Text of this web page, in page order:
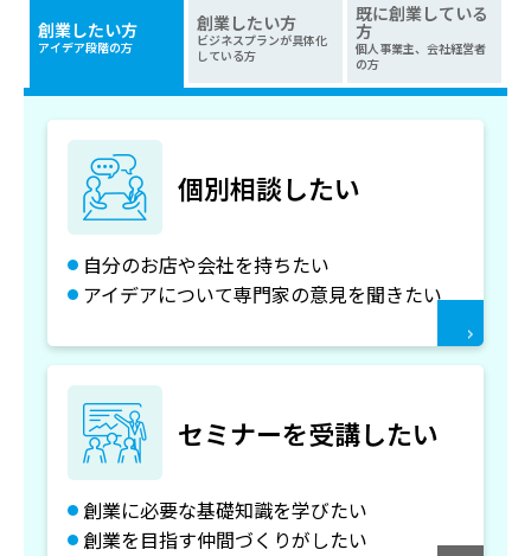
創業したい方
アイデア段階の方
創業したい方
ビジネスプランが具体化
している方
既に創業している
方
個人事業主、会社経営者
の方
個別相談したい
自分のお店や会社を持ちたい
アイデアについて専門家の意見を聞きたい
セミナーを受講したい
創業に必要な基礎知識を学びたい
創業を目指す仲間づくりがしたい